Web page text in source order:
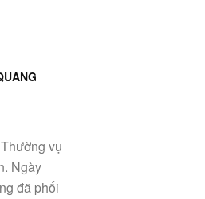
vụ
Ngày
đã phối